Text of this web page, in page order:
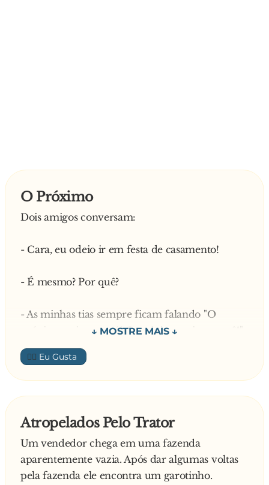
O Próximo
Dois amigos conversam:
- Cara, eu odeio ir em festa de casamento!
- É mesmo? Por quê?
- As minhas tias sempre ficam falando "O
próximo vai ser você! O próximo vai ser você!"
- Putz... é fogo! Mas eu conheço um jeito de
você fazer elas pararem...
- Começa a fazer a mesma coisa com elas nos
funerais!
👍🏼
Atropelados Pelo Trator
Um vendedor chega em uma fazenda
aparentemente vazia. Após dar algumas voltas
pela fazenda ele encontra um garotinho.